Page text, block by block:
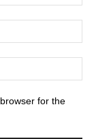
for the